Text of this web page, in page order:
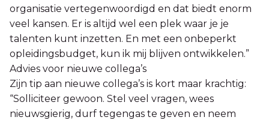
organisatie vertegenwoordigd en dat biedt enorm
veel kansen. Er is altijd wel een plek waar je je
talenten kunt inzetten. En met een onbeperkt
opleidingsbudget, kun ik mij blijven ontwikkelen.”
Advies voor nieuwe collega’s
Zijn tip aan nieuwe collega’s is kort maar krachtig:
“Solliciteer gewoon. Stel veel vragen, wees
nieuwsgierig, durf tegengas te geven en neem